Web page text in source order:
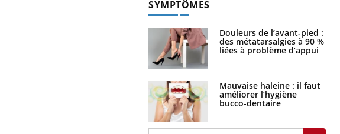
SYMPTÔMES
Douleurs de l’avant-pied :
des métatarsalgies à 90 %
liées à problème d’appui
Mauvaise haleine : il faut
améliorer l’hygiène
bucco-dentaire